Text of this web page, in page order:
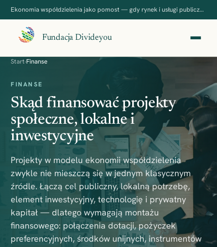
Ekonomia współdzielenia jako pomost — gdy rynek i usługi publiczne nie domykają potrzeb.
Fundacja Divideyou
Start›Finanse
FINANSE
Skąd finansować projekty
społeczne, lokalne i
inwestycyjne
Projekty w modelu ekonomii współdzielenia
zwykle nie mieszczą się w jednym klasycznym
źródle. Łączą cel publiczny, lokalną potrzebę,
element inwestycyjny, technologię i prywatny
kapitał — dlatego wymagają montażu
finansowego: połączenia dotacji, pożyczek
preferencyjnych, środków unijnych, instrumentów